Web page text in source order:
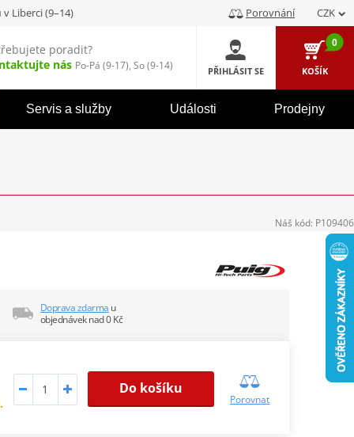
v Liberci (9–14) Porovnání CZK
poradit?
nás Po-Pá (9-17), So (9-14) PŘIHLÁSIT SE
0
KOŠÍK
Servis a služby Události Prodejny
Doprava zdarma u
objednávek nad 0 Kč
Do košíku
Porovnat
Náš kód: P109406